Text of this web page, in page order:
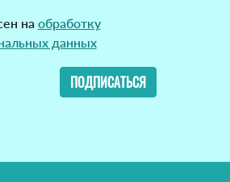
на обработку
данных
ПОДПИСАТЬСЯ